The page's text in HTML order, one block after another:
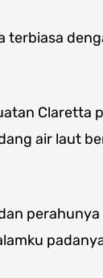
terbiasa
Claretta
air laut